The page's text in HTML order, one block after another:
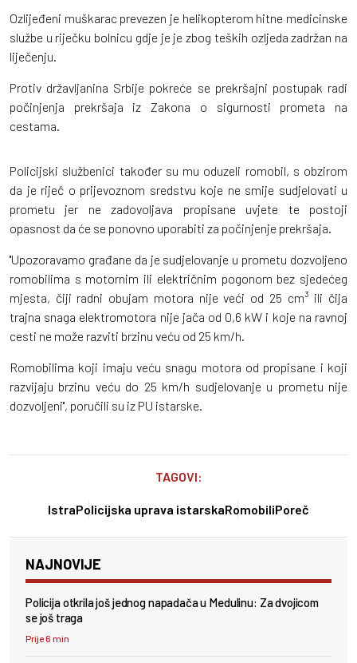
Ozlijeđeni muškarac prevezen je helikopterom hitne medicinske
službe u riječku bolnicu gdje je je zbog teških ozljeda zadržan na
liječenju.
Protiv državljanina Srbije pokreće se prekršajni postupak radi
počinjenja prekršaja iz Zakona o sigurnosti prometa na
cestama.
Policijski službenici također su mu oduzeli romobil, s obzirom
da je riječ o prijevoznom sredstvu koje ne smije sudjelovati u
prometu jer ne zadovoljava propisane uvjete te postoji
opasnost da će se ponovno uporabiti za počinjenje prekršaja.
''Upozoravamo građane da je sudjelovanje u prometu dozvoljeno
romobilima s motornim ili električnim pogonom bez sjedećeg
mjesta, čiji radni obujam motora nije veći od 25 cm³ ili čija
trajna snaga elektromotora nije jača od 0,6 kW i koje na ravnoj
cesti ne može razviti brzinu veću od 25 km/h.
Romobilima koji imaju veću snagu motora od propisane i koji
razvijaju brzinu veću do 25 km/h sudjelovanje u prometu nije
dozvoljeni'', poručili su iz PU istarske.
TAGOVI:
IstraPolicijska uprava istarskaRomobiliPoreč
NAJNOVIJE
Policija otkrila još jednog napadača u Medulinu: Za dvojicom
se još traga
Prije 6 min